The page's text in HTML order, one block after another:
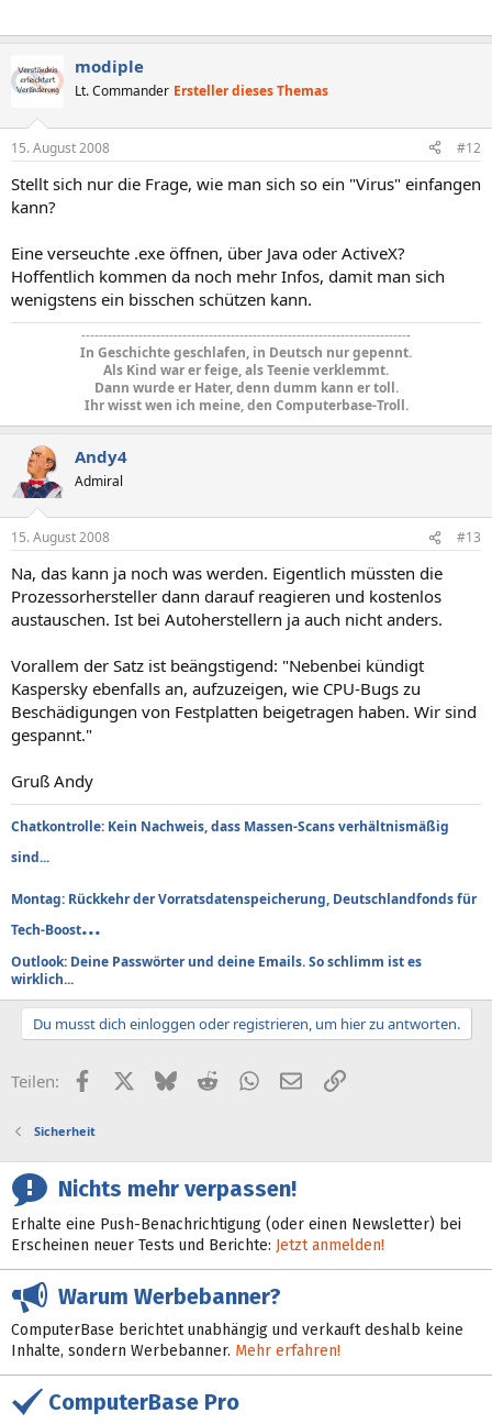
modiple
Lt. Commander Ersteller dieses Themas
15. August 2008 #12
Stellt sich nur die Frage, wie man sich so ein "Virus" einfangen
kann?
Eine verseuchte .exe öffnen, über Java oder ActiveX?
Hoffentlich kommen da noch mehr Infos, damit man sich
wenigstens ein bisschen schützen kann.
---------------------------------------------------------------------------
In Geschichte geschlafen, in Deutsch nur gepennt.
Als Kind war er feige, als Teenie verklemmt.
Dann wurde er Hater, denn dumm kann er toll.
Ihr wisst wen ich meine, den Computerbase-Troll.
Andy4
Admiral
15. August 2008 #13
Na, das kann ja noch was werden. Eigentlich müssten die
Prozessorhersteller dann darauf reagieren und kostenlos
austauschen. Ist bei Autoherstellern ja auch nicht anders.
Vorallem der Satz ist beängstigend: "Nebenbei kündigt
Kaspersky ebenfalls an, aufzuzeigen, wie CPU-Bugs zu
Beschädigungen von Festplatten beigetragen haben. Wir sind
gespannt."
Gruß Andy
Chatkontrolle: Kein Nachweis, dass Massen-Scans verhältnismäßig
sind...
Montag: Rückkehr der Vorratsdatenspeicherung, Deutschlandfonds für
Tech-Boost...
Outlook: Deine Passwörter und deine Emails. So schlimm ist es
wirklich...
Du musst dich einloggen oder registrieren, um hier zu antworten.
Teilen: FacebookX (Twitter)
BlueskyRedditWhatsApp
E-MailLink
Sicherheit
Nichts mehr verpassen!
Erhalte eine Push-Benachrichtigung (oder einen Newsletter) bei
Erscheinen neuer Tests und Berichte: Jetzt anmelden!
Warum Werbebanner?
ComputerBase berichtet unabhängig und verkauft deshalb keine
Inhalte, sondern Werbebanner. Mehr erfahren!
ComputerBase Pro